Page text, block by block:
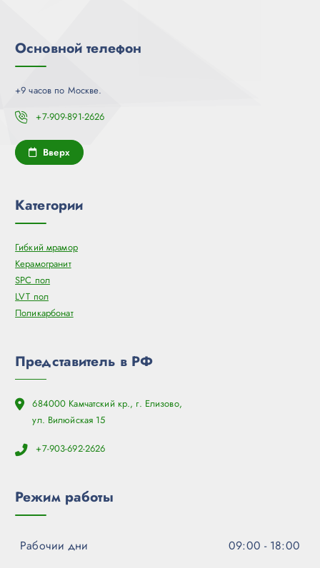
Основной телефон
+9 часов по Москве.
+7-909-891-2626
Вверх
Категории
Гибкий мрамор
Керамогранит
SPC пол
LVT пол
Поликарбонат
Представитель в РФ
684000 Камчатский кр., г. Елизово,
ул. Вилюйская 15
+7-903-692-2626
Режим работы
Рабочии дни
09:00 - 18:00